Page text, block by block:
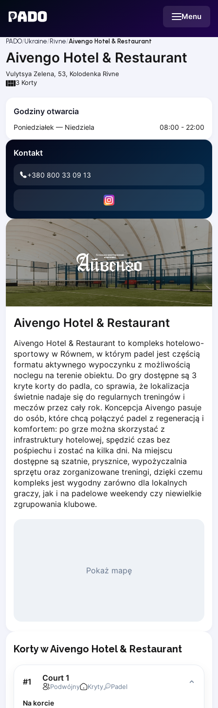
Menu
Українська
Русский
EnglishCities
Prague
Batumi
Budapest
Riga
Arlamow
Bialystok
Bielsko-Biala
Bolesławiec
Bydgoszcz
Czestochowa
Dabrowa Gornicza
Elk
Gdansk
Gdynia
Grudziądz
Katowice Area
Kościerzyna
Krakow
Legionowo
Lodz
Lublin
Nowy Sącz
Olsztyn
Opole
Piaseczno
Pisz
Poznan
Pruszcz Gdański
Pszczyna
Rzeszow
Zielona Gora
Lisbon
Bucharest
Cherkasy
PADO Ukraine Rivne Aivengo Hotel & Restaurant
Aivengo Hotel & Restaurant
Vulytsya Zelena, 53, Kolodenka Rivne
3 Korty
Aivengo Hotel & Restaurant
Aivengo Hotel & Restaurant to kompleks hotelowo-
sportowy w Równem, w którym padel jest częścią
formatu aktywnego wypoczynku z możliwością
noclegu na terenie obiektu. Do gry dostępne są 3
kryte korty do padla, co sprawia, że lokalizacja
świetnie nadaje się do regularnych treningów i
meczów przez cały rok. Koncepcja Aivengo pasuje
do osób, które chcą połączyć padel z regeneracją i
komfortem: po grze można skorzystać z
infrastruktury hotelowej, spędzić czas bez
pośpiechu i zostać na kilka dni. Na miejscu
dostępne są szatnie, prysznice, wypożyczalnia
sprzętu oraz zorganizowane treningi, dzięki czemu
kompleks jest wygodny zarówno dla lokalnych
graczy, jak i na padelowe weekendy czy niewielkie
zgrupowania klubowe.
Pokaż mapę
Korty w Aivengo Hotel & Restaurant
#1 Court 1
Podwójny Kryty Padel
Na korcie
Godziny otwarcia
Poniedziałek — Niedziela 08:00 - 22:00
Kontakt
+380 800 33 09 13